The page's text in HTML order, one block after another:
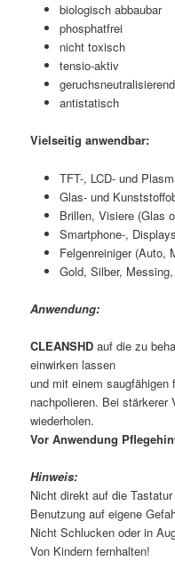
biologisch abbaubar
phosphatfrei
nicht toxisch
tensio-aktiv
geruchsneutralisierend
antistatisch
Vielseitig anwendbar:
TFT-, LCD- und
Glas- und
Brillen, Visiere (Glas
Smartphone-, Displays
Felgenreiniger (Auto,
Gold, Silber,
Anwendung:
CLEANSHD auf die zu
einwirken lassen
und mit einem saugfähigen
nachpolieren. Bei stärkerer
wiederholen.
Vor Anwendung
Hinweis:
Nicht direkt auf die
Benutzung auf eigene
Nicht Schlucken oder in
Von Kindern fernhalten!